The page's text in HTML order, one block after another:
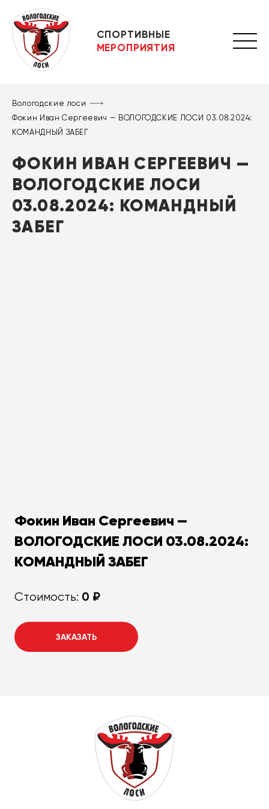
СПОРТИВНЫЕ
МЕРОПРИЯТИЯ
Вологодские лоси
Фокин Иван Сергеевич — ВОЛОГОДСКИЕ ЛОСИ 03.08.2024:
КОМАНДНЫЙ ЗАБЕГ
ФОКИН ИВАН СЕРГЕЕВИЧ —
ВОЛОГОДСКИЕ ЛОСИ
03.08.2024: КОМАНДНЫЙ
ЗАБЕГ
Фокин Иван Сергеевич —
ВОЛОГОДСКИЕ ЛОСИ 03.08.2024:
КОМАНДНЫЙ ЗАБЕГ
Стоимость: 0 ₽
ЗАКАЗАТЬ